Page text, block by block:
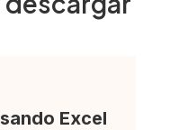
Excel